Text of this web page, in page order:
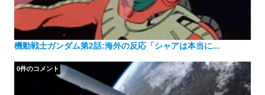
機動戦士ガンダム第2話:海外の反応「シャアは本当に...
0件のコメント